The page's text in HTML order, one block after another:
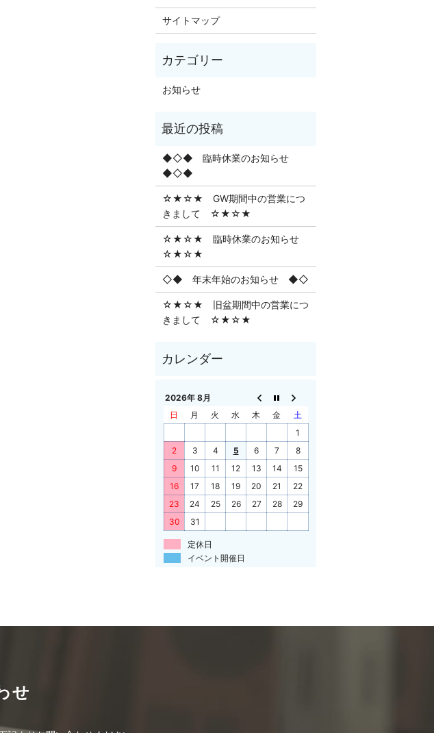
サイトマップ
お知らせ
◆◇◆ 臨時休業のお知らせ
◆◇◆
☆★☆★ GW期間中の営業につ
きまして ☆★☆★
☆★☆★ 臨時休業のお知らせ
☆★☆★
◇◆ 年末年始のお知らせ ◆◇
☆★☆★ 旧盆期間中の営業につ
きまして ☆★☆★
2026年 8月
日
月 火 水 木 金
土
1
2
3 4 5 6 7
8
9
10 11 12 13 14
15
16
17 18 19 20 21
22
23
24 25 26 27 28
29
30
31
定休日
イベント開催日
せ